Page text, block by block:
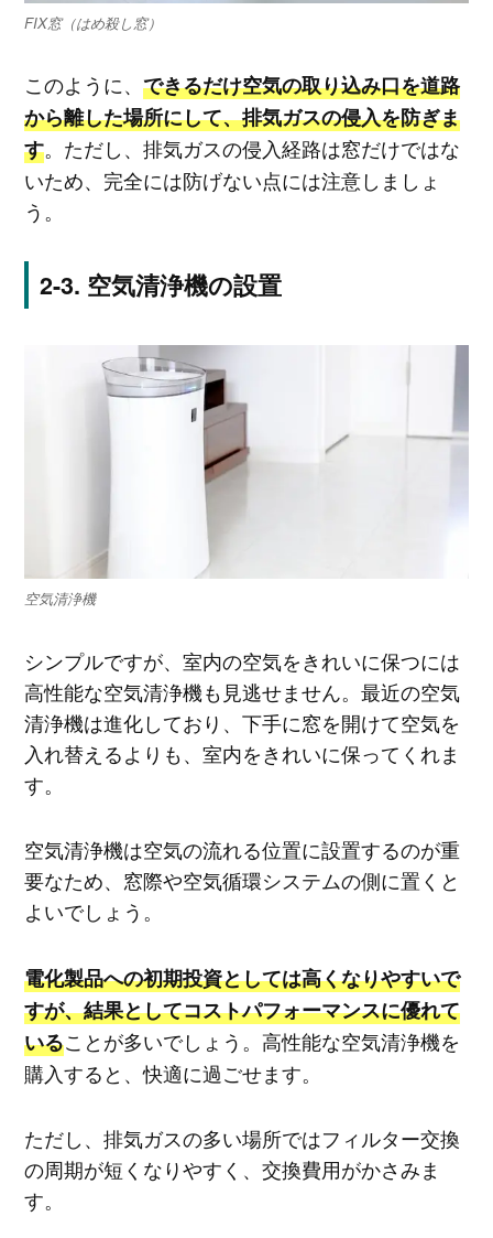
FIX窓（はめ殺し窓）
このように、 できるだけ空気の取り込み口を道路
から離した場所にして、排気ガスの侵入を防ぎま
す。ただし、排気ガスの侵入経路は窓だけではな
いため、完全には防げない点には注意しましょ
う。
空気清浄機の設置
空気清浄機
シンプルですが、室内の空気をきれいに保つには
高性能な空気清浄機も見逃せません。最近の空気
清浄機は進化しており、下手に窓を開けて空気を
入れ替えるよりも、室内をきれいに保ってくれま
す。
空気清浄機は空気の流れる位置に設置するのが重
要なため、窓際や空気循環システムの側に置くと
よいでしょう。
電化製品への初期投資としては高くなりやすいで
すが、結果としてコストパフォーマンスに優れて
いることが多いでしょう。高性能な空気清浄機を
購入すると、快適に過ごせます。
ただし、排気ガスの多い場所ではフィルター交換
の周期が短くなりやすく、交換費用がかさみま
す。